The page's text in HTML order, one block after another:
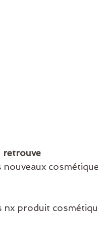
retrouve
nx produit